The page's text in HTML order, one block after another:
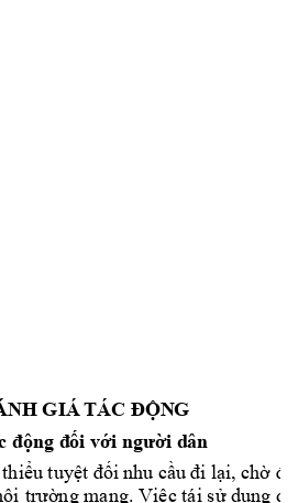
GIÁ TÁC ĐỘNG
động đối với người dân
thiểu tuyệt đối nhu cầu đi lại, chờ đ
ôi trường mạng. Việc tái sử dụng